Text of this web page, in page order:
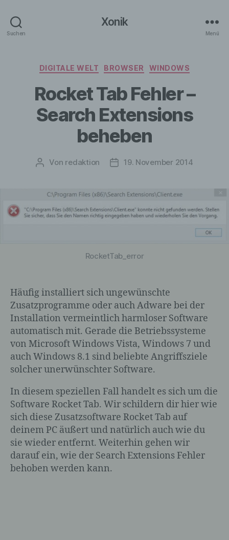
Suchen
Xonik
Menü
Kategorien
DIGITALE WELT BROWSER WINDOWS
Rocket Tab Fehler –
Search Extensions
beheben
Beitragsautor
Von redaktion Veröffentlichungsdatum
19. November 2014
RocketTab_error
Häufig installiert sich ungewünschte
Zusatzprogramme oder auch Adware bei der
Installation vermeintlich harmloser Software
automatisch mit. Gerade die Betriebssysteme
von Microsoft Windows Vista, Windows 7 und
auch Windows 8.1 sind beliebte Angriffsziele
solcher unerwünschter Software.
In diesem speziellen Fall handelt es sich um die
Software Rocket Tab. Wir schildern dir hier wie
sich diese Zusatzsoftware Rocket Tab auf
deinem PC äußert und natürlich auch wie du
sie wieder entfernt. Weiterhin gehen wir
darauf ein, wie der Search Extensions Fehler
behoben werden kann.